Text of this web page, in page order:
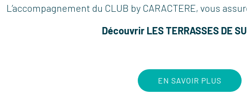
L’accompagnement du CLUB by CARACTERE, vous
Découvrir LES TERRASSES DE
EN SAVOIR PLUS